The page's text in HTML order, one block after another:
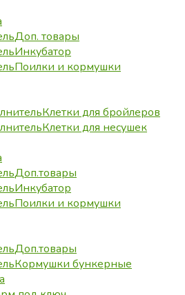
Доп. товары
Инкубатор
Поилки и кормушки
Клетки для бройлеров
Клетки для несушек
Доп.товары
Инкубатор
Поилки и кормушки
Доп.товары
Кормушки бункерные